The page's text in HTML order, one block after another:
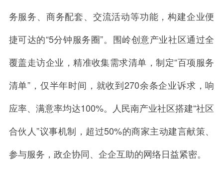
务服务、商务配套、交流活动等功能，构建企业便
捷可达的“5分钟服务圈”。围岭创意产业社区通过全
覆盖走访企业，精准收集需求清单，制定“百项服务
清单”，仅半年时间，就收到270余条企业诉求，响
应率、满意率均达100%。人民南产业社区搭建“社区
合伙人”议事机制，超过50%的商家主动建言献策、
参与服务，政企协同、企企互助的网络日益紧密。